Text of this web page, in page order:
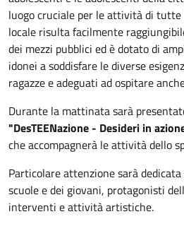
luogo cruciale per le attività di
locale risulta facilmente
dei mezzi pubblici ed è dotato di
idonei a soddisfare le diverse
ragazze e adeguati ad ospitare
Durante la mattinata sarà
"DesTEENazione- Desideri in
che accompagnerà le attività dello
Particolare attenzione sarà
scuole e dei giovani, protagonisti
interventi e attività artistiche.